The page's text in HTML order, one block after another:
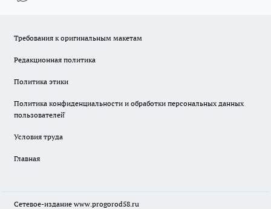
Требования к оригинальным макетам
Редакционная политика
Политика этики
Политика конфиденциальности и обработки персональных данных
пользователей̆
Условия труда
Главная
Сетевое-издание www.progorod58.ru